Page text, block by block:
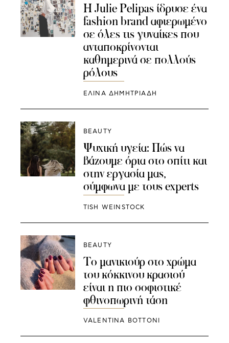
H Julie Pelipas ίδρυσε ένα
fashion brand αφιερωμένο
σε όλες τις γυναίκες που
ανταποκρίνονται
καθημερινά σε πολλούς
ρόλους
ΕΛΙΝΑ ΔΗΜΗΤΡΙΑΔΗ
BEAUTY
Ψυχική υγεία: Πώς να
βάζουμε όρια στο σπίτι και
στην εργασία μας,
σύμφωνα με τους experts
TISH WEINSTOCK
BEAUTY
Το μανικιούρ στο χρώμα
του κόκκινου κρασιού
είναι η πιο σοφιστικέ
φθινοπωρινή τάση
VALENTINA BOTTONI